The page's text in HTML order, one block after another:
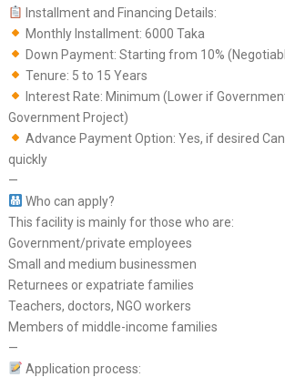
Installment and Financing Details:
Monthly Installment: 6000 Taka
Down Payment: Starting from 10%
Tenure: 5 to 15 Years
Interest Rate: Minimum (Lower if
Government Project)
Advance Payment Option: Yes, if desired
quickly
—
Who can apply?
This facility is mainly for those who are:
Government/private employees
Small and medium businessmen
Returnees or expatriate families
Teachers, doctors, NGO workers
Members of middle-income families
—
Application process: